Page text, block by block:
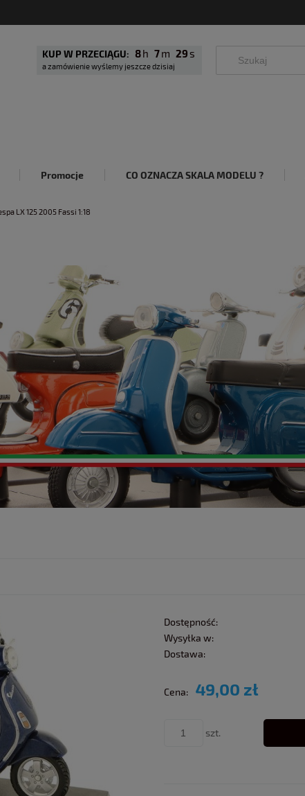
KUP W PRZECIĄGU: 8 7 28
a zamówienie wyślemy jeszcze dzisiaj
Promocje CO OZNACZA SKALA MODELU ?
LX 125 2005 Fassi 1:18
Dostępność:
Wysyłka w:
Dostawa:
Cena: 49,00 zł
szt.